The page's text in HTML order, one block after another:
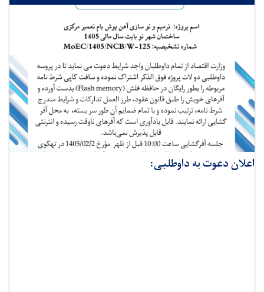
اعلان دعوت به داوطلبی: